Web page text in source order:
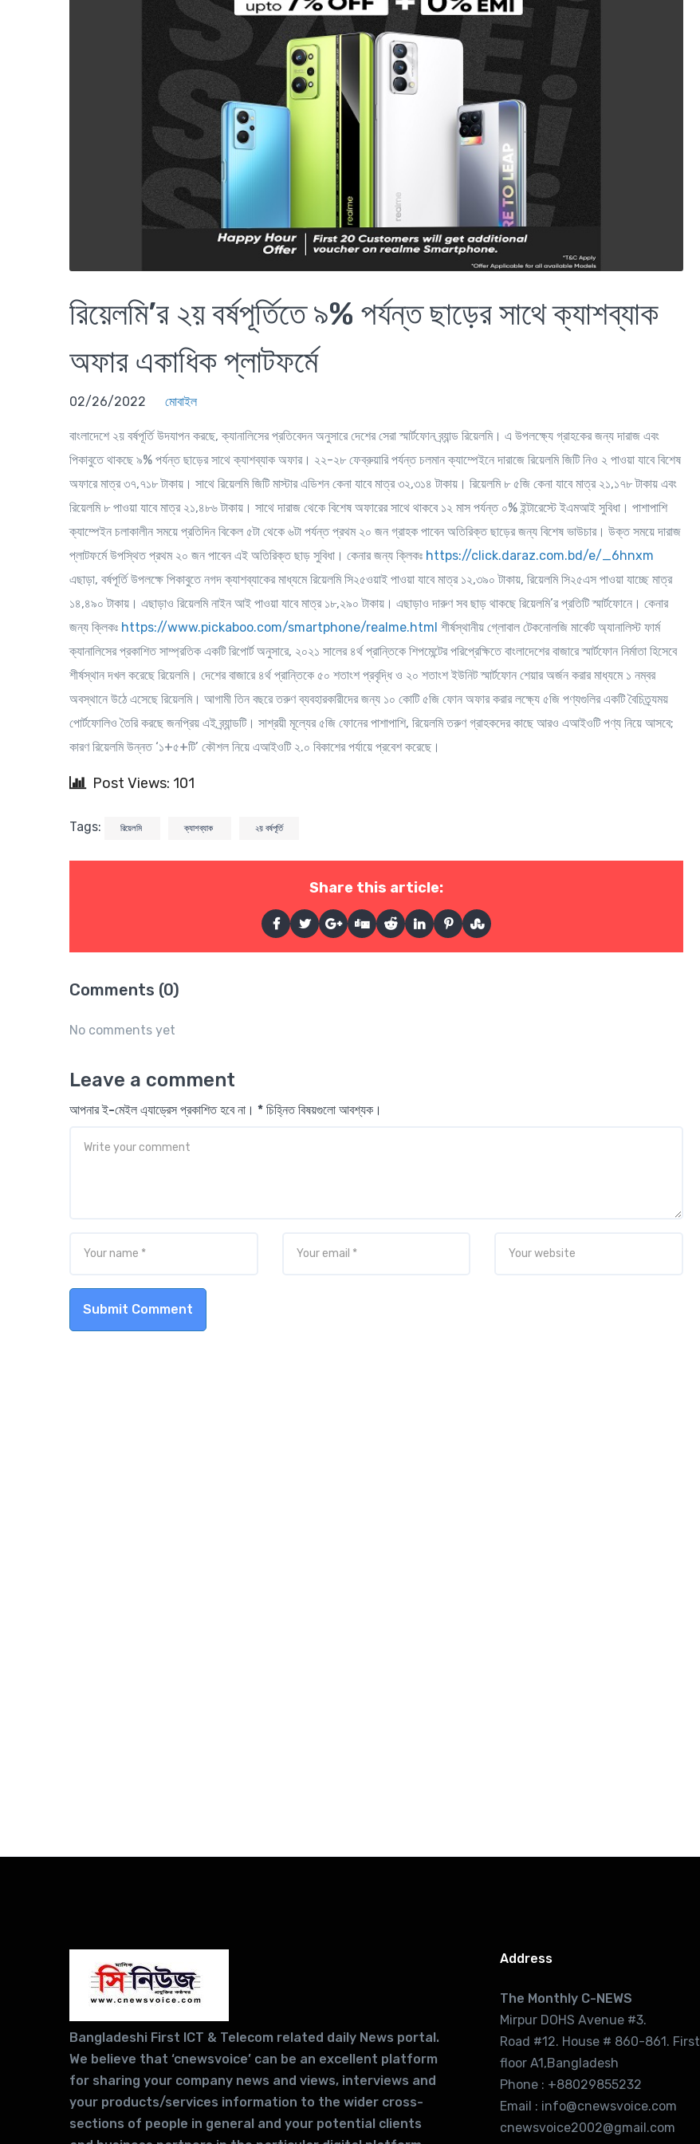
রিয়েলমি’র ২য় বর্ষপূর্তিতে ৯% পর্যন্ত ছাড়ের সাথে ক্যাশব্যাক
অফার একাধিক প্লাটফর্মে
02/26/2022 মোবাইল
বাংলাদেশে ২য় বর্ষপূর্তি উদযাপন করছে, ক্যানালিসের প্রতিবেদন অনুসারে দেশের সেরা স্মার্টফোন ব্র্যান্ড রিয়েলমি। এ উপলক্ষ্যে গ্রাহকের জন্য দারাজ এবং
পিকাবুতে থাকছে ৯% পর্যন্ত ছাড়ের সাথে ক্যাশব্যাক অফার। ২২-২৮ ফেব্রুয়ারি পর্যন্ত চলমান ক্যাম্পেইনে দারাজে রিয়েলমি জিটি নিও ২ পাওয়া যাবে বিশেষ
অফারে মাত্র ৩৭,৭১৮ টাকায়। সাথে রিয়েলমি জিটি মাস্টার এডিশন কেনা যাবে মাত্র ৩২,৩১৪ টাকায়। রিয়েলমি ৮ ৫জি কেনা যাবে মাত্র ২১,১৭৮ টাকায় এবং
রিয়েলমি ৮ পাওয়া যাবে মাত্র ২১,৪৮৬ টাকায়। সাথে দারাজ থেকে বিশেষ অফারের সাথে থাকবে ১২ মাস পর্যন্ত ০% ইন্টারেস্টে ইএমআই সুবিধা। পাশাপাশি
ক্যাম্পেইন চলাকালীন সময়ে প্রতিদিন বিকেল ৫টা থেকে ৬টা পর্যন্ত প্রথম ২০ জন গ্রাহক পাবেন অতিরিক্ত ছাড়ের জন্য বিশেষ ভাউচার। উক্ত সময়ে দারাজ
প্লাটফর্মে উপস্থিত প্রথম ২০ জন পাবেন এই অতিরিক্ত ছাড় সুবিধা। কেনার জন্য ক্লিকঃ https://click.daraz.com.bd/e/_6hnxm
এছাড়া, বর্ষপূর্তি উপলক্ষে পিকাবুতে নগদ ক্যাশব্যাকের মাধ্যমে রিয়েলমি সি২৫ওয়াই পাওয়া যাবে মাত্র ১২,৩৯০ টাকায়, রিয়েলমি সি২৫এস পাওয়া যাচ্ছে মাত্র
১৪,৪৯০ টাকায়। এছাড়াও রিয়েলমি নাইন আই পাওয়া যাবে মাত্র ১৮,২৯০ টাকায়। এছাড়াও দারুণ সব ছাড় থাকছে রিয়েলমি’র প্রতিটি স্মার্টফোনে। কেনার
জন্য ক্লিকঃ https://www.pickaboo.com/smartphone/realme.html শীর্ষস্থানীয় গ্লোবাল টেকনোলজি মার্কেট অ্যানালিস্ট ফার্ম
ক্যানালিসের প্রকাশিত সাম্প্রতিক একটি রিপোর্ট অনুসারে, ২০২১ সালের ৪র্থ প্রান্তিকে শিপমেন্টের পরিপ্রেক্ষিতে বাংলাদেশের বাজারে স্মার্টফোন নির্মাতা হিসেবে
শীর্ষস্থান দখল করেছে রিয়েলমি। দেশের বাজারে ৪র্থ প্রান্তিকে ৫০ শতাংশ প্রবৃদ্ধি ও ২০ শতাংশ ইউনিট স্মার্টফোন শেয়ার অর্জন করার মাধ্যমে ১ নম্বর
অবস্থানে উঠে এসেছে রিয়েলমি। আগামী তিন বছরে তরুণ ব্যবহারকারীদের জন্য ১০ কোটি ৫জি ফোন অফার করার লক্ষ্যে ৫জি পণ্যগুলির একটি বৈচিত্র্যময়
পোর্টফোলিও তৈরি করছে জনপ্রিয় এই ব্র্যান্ডটি। সাশ্রয়ী মূল্যের ৫জি ফোনের পাশাপাশি, রিয়েলমি তরুণ গ্রাহকদের কাছে আরও এআইওটি পণ্য নিয়ে আসবে;
কারণ রিয়েলমি উন্নত ‘১+৫+টি’ কৌশল নিয়ে এআইওটি ২.০ বিকাশের পর্যায়ে প্রবেশ করেছে।
Post Views: 101
Tags: রিয়েলমি ক্যাশব্যাক ২য় বর্ষপূর্তি
Share this article:
Comments (0)
No comments yet
Leave a comment
আপনার ই-মেইল এ্যাড্রেস প্রকাশিত হবে না। * চিহ্নিত বিষয়গুলো আবশ্যক।
Submit Comment
Bangladeshi First ICT & Telecom related daily News portal.
We believe that ‘cnewsvoice’ can be an excellent platform
for sharing your company news and views, interviews and
your products/services information to the wider cross-
sections of people in general and your potential clients
Address
The Monthly C-NEWS
Mirpur DOHS Avenue #3.
Road #12. House # 860-861. First
floor A1,Bangladesh
Phone : +88029855232
Email : info@cnewsvoice.com
cnewsvoice2002@gmail.com